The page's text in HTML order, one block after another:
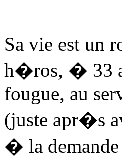
Sa vie est un
h�ros, � 33
fougue, au
(juste apr�s
� la demande